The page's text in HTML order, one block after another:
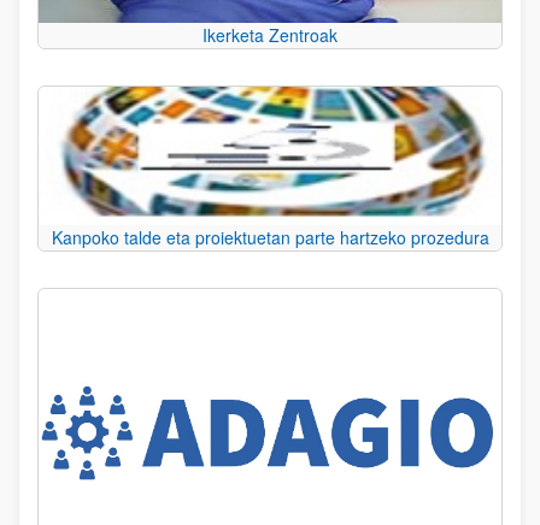
Ikerketa Zentroak
Kanpoko talde eta proiektuetan parte hartzeko prozedura